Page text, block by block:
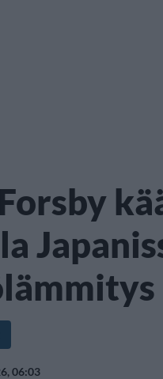
06:03